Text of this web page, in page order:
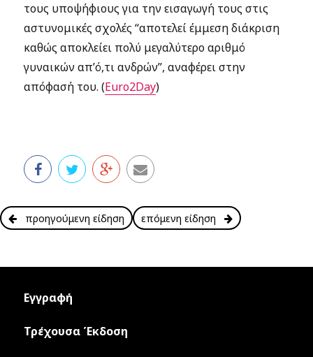
τους υποψήφιους για την εισαγωγή τους στις
αστυνομικές σχολές “αποτελεί έμμεση διάκριση
καθώς αποκλείει πολύ μεγαλύτερο αριθμό
γυναικών απ’ό,τι ανδρών”, αναφέρει στην
απόφασή του. (Euro2Day)
προηγούμενη είδηση επόμενη είδηση
Εγγραφή
Τρέχουσα Έκδοση